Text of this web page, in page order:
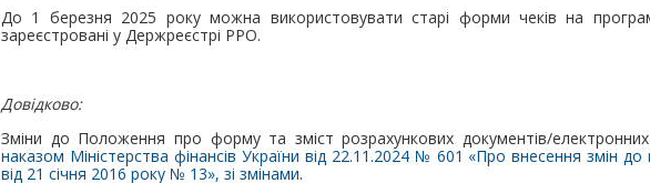
До 1 березня 2025 року можна використовувати старі форми чеків на
зареєстровані у Держреєстрі РРО.
Довідково:
Зміни до Положення про форму та зміст розрахункових документів/
наказом Міністерства фінансів України від 22.11.2024 № 601 «Про внесення змін до
від 21 січня 2016 року № 13», зі змінами.